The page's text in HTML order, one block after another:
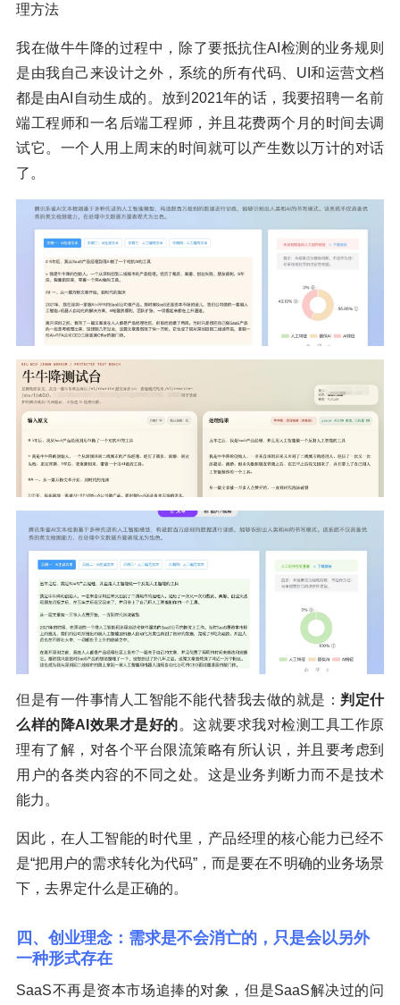
理方法
我在做牛牛降的过程中，除了要抵抗住AI检测的业务规则
是由我自己来设计之外，系统的所有代码、UI和运营文档
都是由AI自动生成的。放到2021年的话，我要招聘一名前
端工程师和一名后端工程师，并且花费两个月的时间去调
试它。一个人用上周末的时间就可以产生数以万计的对话
了。
但是有一件事情人工智能不能代替我去做的就是： 判定什
么样的降AI效果才是好的。这就要求我对检测工具工作原
理有了解，对各个平台限流策略有所认识，并且要考虑到
用户的各类内容的不同之处。这是业务判断力而不是技术
能力。
因此，在人工智能的时代里，产品经理的核心能力已经不
是“把用户的需求转化为代码”，而是要在不明确的业务场景
下，去界定什么是正确的。
四、创业理念：需求是不会消亡的，只是会以另外
一种形式存在
SaaS不再是资本市场追捧的对象，但是SaaS解决过的问